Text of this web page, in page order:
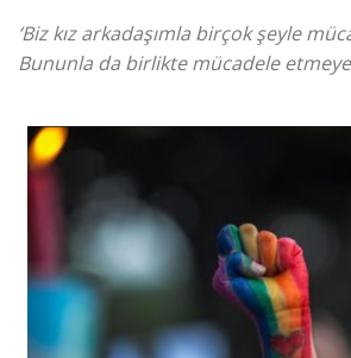
‘Biz kız arkadaşımla birçok şeyle
Bununla da birlikte mücadele